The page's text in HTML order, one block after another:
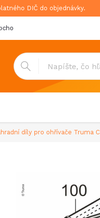
DIČ do objednávky.
podmienky
díly pro ohřívače Truma C